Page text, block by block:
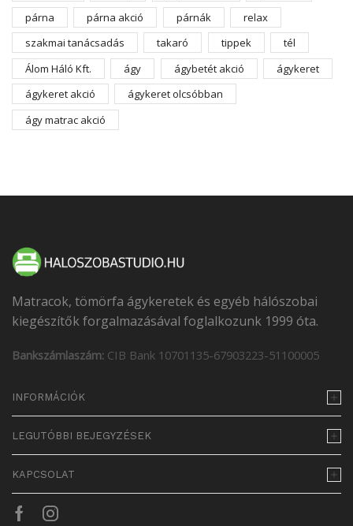
párna
párna akció párnák
relax
szakmai tanácsadás
takaró tippek
tél
Álom Háló Kft.
ágy ágybetét akció
ágykeret
ágykeret akció
ágykeret olcsóbban
ágy matrac akció
Matracok, tömörfa ágykeretek és egyéb hálószobai
kiegészítők forgalmazásával foglalkozunk 1999 óta.
Bankszámlaszám: CIB Bank 10701135-67903223-51100005
INFORMÁCIÓK
LEGUTÓBBI BEJEGYZÉSEK
KAPCSOLAT